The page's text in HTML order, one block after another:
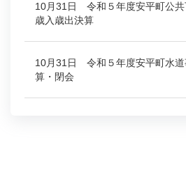
10月31日 令和５年度安平町公共
歳入歳出決算
10月31日 令和５年度安平町水道
算・閉会